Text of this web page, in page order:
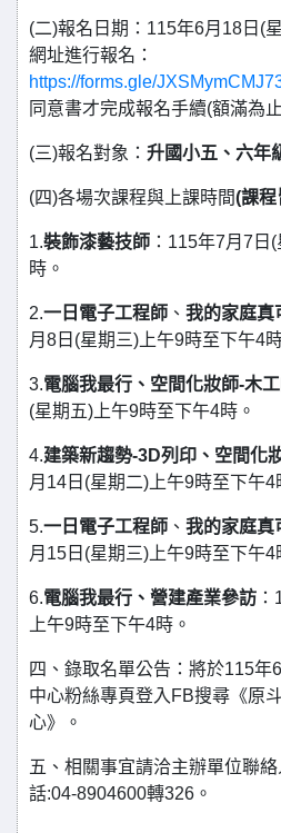
(二)報名日期：115年6月18日(
網址進行報名：
https://forms.gle/
同意書才完成報名手續(額滿為
(三)報名對象： 升國小五、六年
(四)各場次課程與上課時間(課程
1.裝飾漆藝技師 ：115年7月7日
時。
2.一日電子工程師 、 我的家庭真
月8日(星期三)上午9時至下午4
3.電腦我最行、空間化妝師-木
(星期五)上午9時至下午4時。
4.建築新趨勢-3D列印、空間化
月14日(星期二)上午9時至下午4
5.一日電子工程師 、 我的家庭真
月15日(星期三)上午9時至下午4
6.電腦我最行、營建產業參訪
上午9時至下午4時。
四、錄取名單公告：將於115年
中心粉絲專頁登入FB搜尋《原
心》。
五、相關事宜請洽主辦單位聯
話:04-8904600轉326。